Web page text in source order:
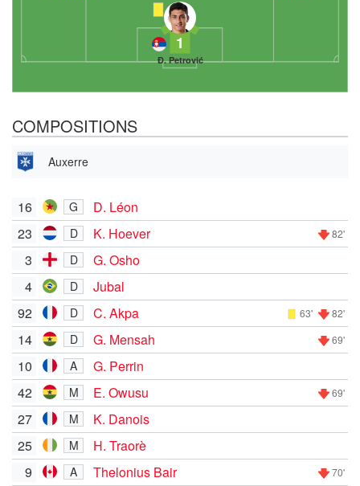
1
Đ. Petrović
COMPOSITIONS
Auxerre
16 G
D. Léon
23
D K. Hoever 82'
3 D
G. Osho
4
D
Jubal
92
D C. Akpa 63' 82'
14 D G. Mensah 69'
10 A
G. Perrin
42
M E. Owusu 69'
27 M
K. Danois
25
M
H. Traorè
9
A Thelonius Bair 70'